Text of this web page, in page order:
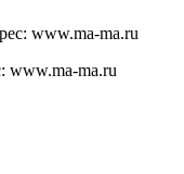
www.ma-ma.ru
www.ma-ma.ru